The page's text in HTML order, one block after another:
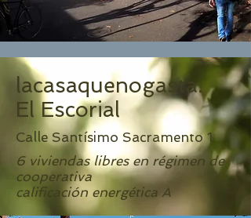
lacasaquenogasta.
El Escorial
Calle Santísimo Sacramento 1
6 viviendas libres en régimen de
cooperativa
calificación energética A